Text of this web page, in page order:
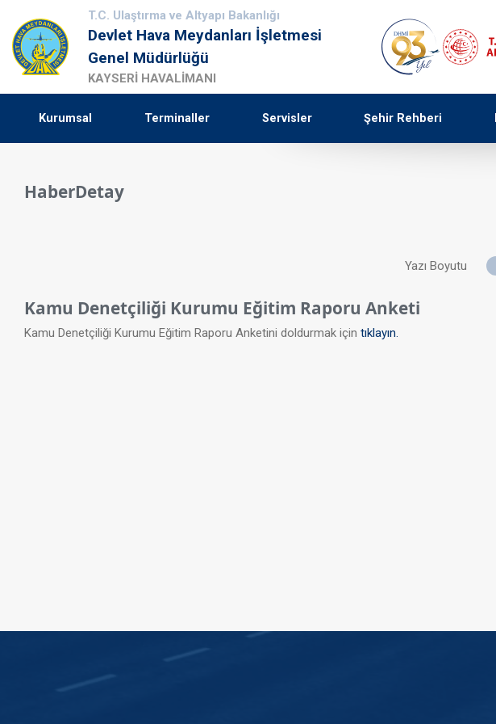
T.C. Ulaştırma ve Altyapı Bakanlığı
Devlet Hava Meydanları İşletmesi
Genel Müdürlüğü
KAYSERİ HAVALİMANI
Kurumsal Terminaller Servisler Şehir Rehberi
HaberDetay
Yazı Boyutu
Kamu Denetçiliği Kurumu Eğitim Raporu Anketi
Kamu Denetçiliği Kurumu Eğitim Raporu Anketini doldurmak için tıklayın.​